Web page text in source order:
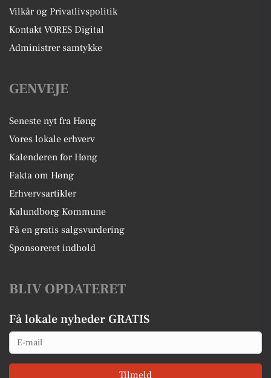
Vilkår og Privatlivspolitik
Kontakt VORES Digital
Administrer samtykke
GENVEJE
Seneste nyt fra Høng
Vores lokale erhverv
Kalenderen for Høng
Fakta om Høng
Erhvervsartikler
Kalundborg Kommune
Få en gratis salgsvurdering
Sponsoreret indhold
BLIV OPDATERET
Få lokale nyheder GRATIS
Email
Tilmeld